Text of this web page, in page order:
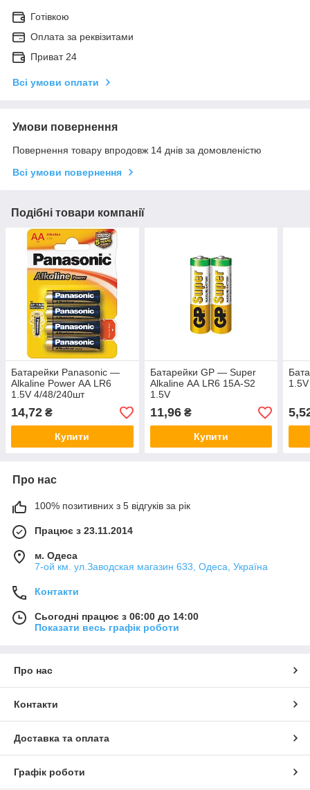
Готівкою
Оплата за реквізитами
Приват 24
Всі умови оплати
Умови повернення
Повернення товару впродовж 14 днів за домовленістю
Всі умови повернення
Подібні товари компанії
Батарейки Panasonic —
Alkaline Power АА LR6
1.5V 4/48/240шт
14,72 ₴
Купити
Батарейки GP — Super
Alkaline АА LR6 15A-S2
1.5V
11,96₴
Купити
1.5V
Про нас
100% позитивних з 5 відгуків за рік
Працює з 23.11.2014
м. Одеса
7-ой км. ул.Заводская магазин 633, Одеса, Україна
Контакти
Сьогодні працює з 06:00 до 14:00
Показати весь графік роботи
Про нас
Контакти
Доставка та оплата
Графік роботи